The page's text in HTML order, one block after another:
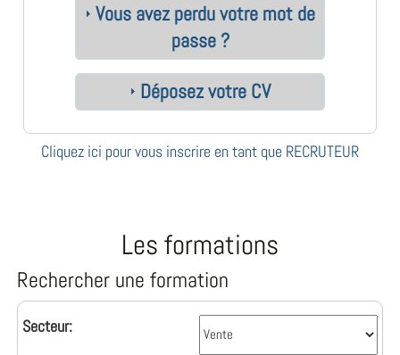
Vous avez perdu votre mot de
passe ?
Déposez votre CV
Cliquez ici pour vous inscrire en tant que RECRUTEUR
Les formations
Rechercher une formation
Secteur: